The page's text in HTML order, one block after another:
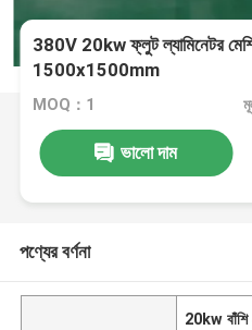
380V 20kw ফ্লুট ল্যামিনেটর
1500x1500mm
MOQ：1
ভালো দাম
পণ্যের বর্ণনা
20kw বাঁশি